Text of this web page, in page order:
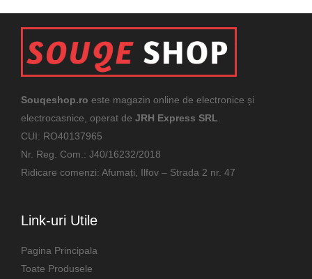
Souqeshop.ro este magazin online de electronice și
electrocasnice, operat de JRH Express SRL
CUI: RO40137965
Nr. Reg. Com.: J40/16232/2018
Ridicare comenzi: Afumați, Ilfov – Strada 2 nr. 47
Link-uri Utile
Pagina Principala
Toate Produsele